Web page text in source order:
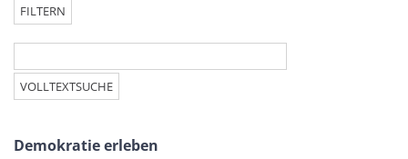
Demokratie erleben